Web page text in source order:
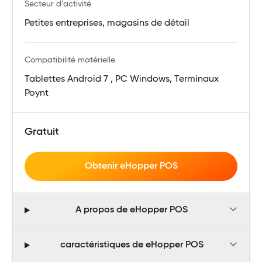
Secteur d’activité
Petites entreprises, magasins de détail
Compatibilité matérielle
Tablettes Android 7 , PC Windows, Terminaux
Poynt
Gratuit
Obtenir eHopper POS
A propos de eHopper POS
caractéristiques de eHopper POS